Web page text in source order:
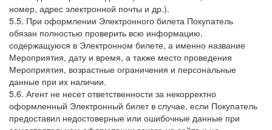
номер, адрес электронной почты и др.).
5.5. При оформлении Электронного билета Покупатель
обязан полностью проверить всю информацию,
содержащуюся в Электронном билете, а именно название
Мероприятия, дату и время, а также место проведения
Мероприятия, возрастные ограничения и персональные
данные при их наличии.
5.6. Агент не несет ответственности за некорректно
оформленный Электронный билет в случае, если Покупатель
предоставил недостоверные или ошибочные данные при